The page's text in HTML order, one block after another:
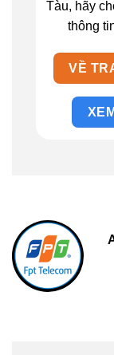
Tàu, hãy
thông
VỀ